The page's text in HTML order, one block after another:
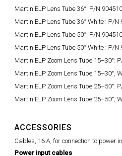
Martin ELP Lens Tube 36°: P/N
Martin ELP Lens Tube 36° White : P/N
Martin ELP Lens Tube 50°: P/N
Martin ELP Lens Tube 50° White : P/N
Martin ELP Zoom Lens Tube 15–30°:
Martin ELP Zoom Lens Tube 15–30°,
Martin ELP Zoom Lens Tube 25–50°:
Martin ELP Zoom Lens Tube 25–50°,
ACCESSORIES
Cables, 16 A, for connection to power
Power input cables